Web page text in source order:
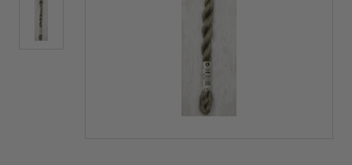
MARCAS
NOVEDADES